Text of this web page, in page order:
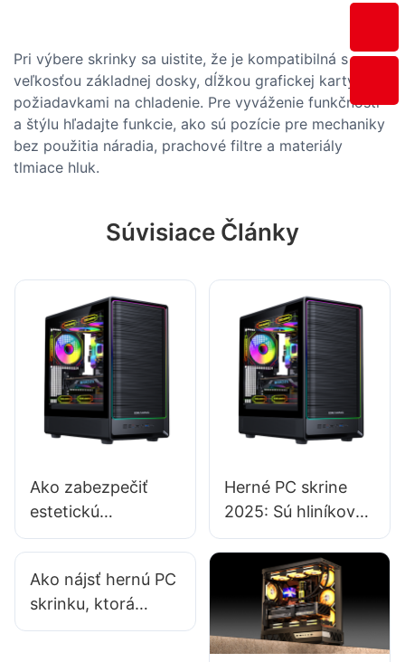
Pri výbere skrinky sa uistite, že je kompatibilná s
veľkosťou základnej dosky, dĺžkou grafickej karty a
požiadavkami na chladenie. Pre vyváženie funkčnosti
a štýlu hľadajte funkcie, ako sú pozície pre mechaniky
bez použitia náradia, prachové filtre a materiály
tlmiace hluk.
Súvisiace Články
Ako zabezpečiť
estetickú
príťažlivosť
v displejoch?
Herné PC skrine
2025: Sú hliníkové
skrine lepšie ako
oceľové?
Ako nájsť hernú PC
skrinku, ktorá
ponúka dobrý